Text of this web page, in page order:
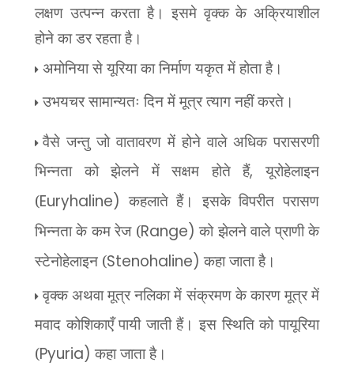
लक्षण उत्पन्न करता है। इसमे वृक्कके अक्रियाशील
होने का डर रहता है।
अमोनिया से यूरिया का निर्माण यकृत में होता है।
उभयचर सामान्यतः दिन में मूत्र त्याग नहीं करते।
वैसे जन्तु जो वातावरण में होने वाले अधिक परासरणी
भिन्नता को झेलने में सक्षम होते हैं,यूरोहेलाइन
(Euryhaline) कहलाते हैं। इसकेविपरीत परासण
भिन्नता के कम रेज (Range)को झेलने वाले प्राणी के
स्टेनोहेलाइन (Stenohaline) कहा जाता है।
वृक्क अथवा मूत्र नलिका में संक्रमण के कारण मूत्र में
मवाद कोशिकाएँ पायी जाती हैं। इस स्थिति को पायूरिया
(Pyuria) कहा जाता है।